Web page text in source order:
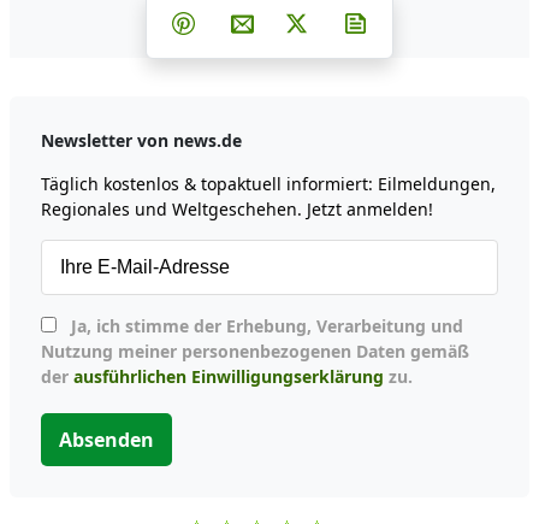
Teilen auf Facebook
Teilen auf Whatsapp
Teilen auf Telegram
Teilen auf Pinterest
Per E-Mail teilen
Post auf X
Newsletter von news.de
Täglich kostenlos & topaktuell informiert: Eilmeldungen,
Regionales und Weltgeschehen. Jetzt anmelden!
Nutzung meiner personenbezogenen Daten gemäß
der ausführlichen Einwilligungserklärung zu.
Absenden